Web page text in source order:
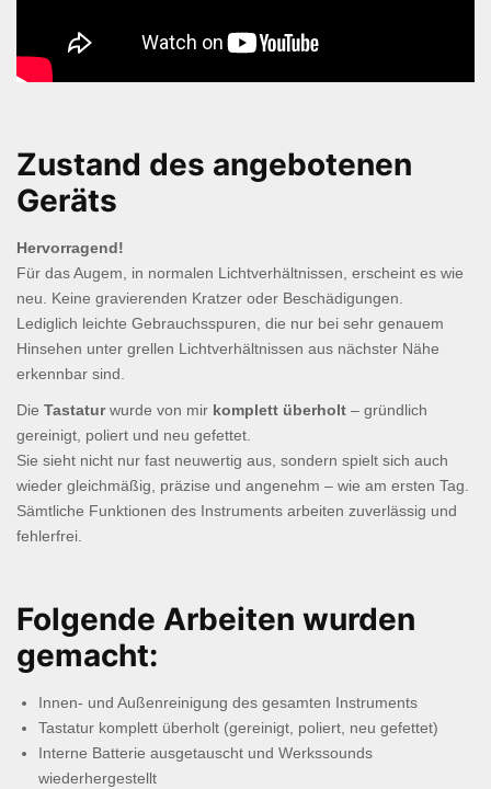
Zustand des angebotenen
Geräts
Hervorragend!
Für das Augem, in normalen Lichtverhältnissen, erscheint es wie
neu. Keine gravierenden Kratzer oder Beschädigungen.
Lediglich leichte Gebrauchsspuren, die nur bei sehr genauem
Hinsehen unter grellen Lichtverhältnissen aus nächster Nähe
erkennbar sind.
Die Tastaturwurde von mir komplett überholt – gründlich
gereinigt, poliert und neu gefettet.
Sie sieht nicht nur fast neuwertig aus, sondern spielt sich auch
wieder gleichmäßig, präzise und angenehm – wie am ersten Tag.
Sämtliche Funktionen des Instruments arbeiten zuverlässig und
fehlerfrei.
Folgende Arbeiten wurden
gemacht:
Innen- und Außenreinigung des gesamten Instruments
Tastatur komplett überholt (gereinigt, poliert, neu gefettet)
Interne Batterie ausgetauscht und Werkssounds
wiederhergestellt